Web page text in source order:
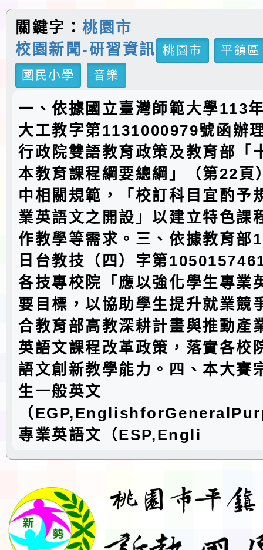
關鍵字：桃園市
校園新聞-研習資訊
桃園市
平鎮區
國民小學
音樂
一、依據國立臺灣師範大學113
大工教字第1131000979號函辦
行政院雙語教育政策及教育部「
本教育課程綱要總綱」（第22頁
中相關規範，「校訂科目宜酌予
業英語文之開設」以建立特色課
作教學等需求。三、依據教育部
日台教技（四）字第
各技專校院「應以強化學生專業
要目標，以協助學生提升就業競
合教育部高教深耕計畫與推動產
英語文課程改革政策，落實各校
語文創新教學能力。四、本大賽
生一般英文
（
專業英語文（ESP,Engli